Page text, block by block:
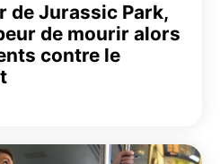
de Jurassic Park,
de mourir alors
contre le